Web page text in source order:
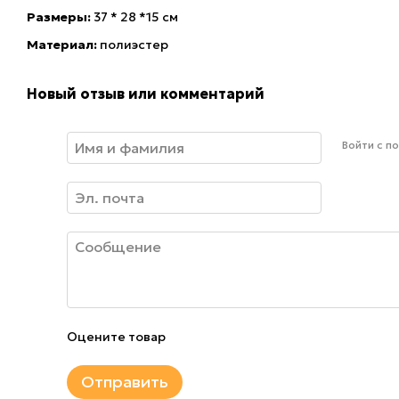
Размеры: 37 * 28 *15 см
Материал: полиэстер
Новый отзыв или комментарий
Войти с
Оцените товар
Отправить